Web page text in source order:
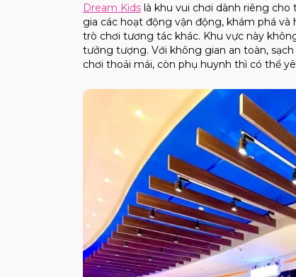
Dream Kids là khu vui chơi dành riêng cho
gia các hoạt động vận động, khám phá
trò chơi tương tác khác. Khu vực này
tưởng tượng. Với không gian an toàn,
chơi thoải mái, còn phụ huynh thì có thể